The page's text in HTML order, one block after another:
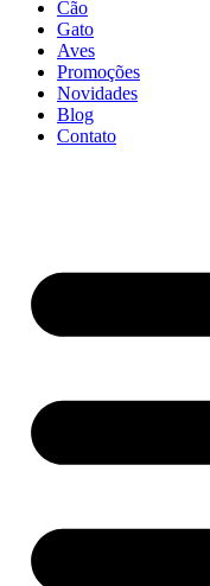
Cão
Gato
Aves
Promoções
Novidades
Blog
Contato